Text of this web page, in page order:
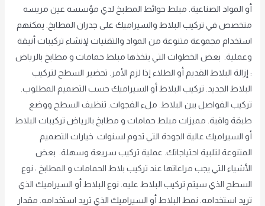
أو المواد الصناعية. مبلط حوائط المطبخ لدي مؤسسه عين مريسه
متخصص في تركيب البلاط والسيراميك على جدران المطابخ. يمكنهم
استخدام مجموعة متنوعة من المواد والتقنيات لإنشاء تركيبات أنيقة
وعملية. بعض الخطوات التي يتخذها مبلط حمامات و مطابخ بالرياض
: إزالة البلاط القديم أو الطلاء إذا لزم الأمر. تحضير السطح لتركيب
البلاط الجديد. تركيب البلاط أو السيراميك حسب التصميم المطلوب.
تركيب الفواصل بين البلاط. ملء الفجوات. تنظيف السطح ووضع
طبقة واقية. مميزات مبلط حمامات و مطابخ بالرياض تركيبات البلاط
أو السيراميك عالية الجودة التي تدوم لسنوات. خيارات التصميم
المتنوعة لتلبية احتياجاتك. عملية تركيب سريعة وسهلة. بعض
الأشياء التي يجب مراعاتها عند تركيب بلاط الحمامات و المطابخ : نوع
السطح الذي سيتم تركيب البلاط عليه. نوع البلاط أو السيراميك الذي
تريد استخدامه. نمط البلاط أو السيراميك الذي تريد استخدامه. مقدار